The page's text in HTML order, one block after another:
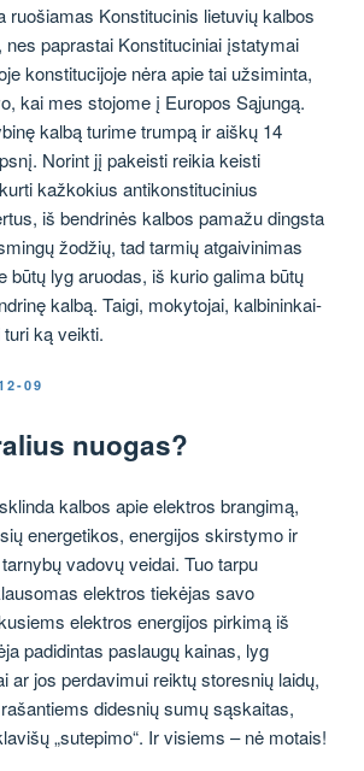
ruošiamas Konstitucinis lietuvių kalbos
paprastai Konstituciniai įstatymai
konstitucijoje nėra apie tai užsiminta,
kai mes stojome į Europos Sąjungą.
kalbą turime trumpą ir aiškų 14
Norint jį pakeisti reikia keisti
kažkokius antikonstitucinius
iš bendrinės kalbos pamažu dingsta
žodžių, tad tarmių atgaivinimas
būtų lyg aruodas, iš kurio galima būtų
kalbą. Taigi, mokytojai, kalbininkai-
ką veikti.
09
nuogas?
kalbos apie elektros brangimą,
energetikos, energijos skirstymo ir
vadovų veidai. Tuo tarpu
elektros tiekėjas savo
elektros energijos pirkimą iš
padidintas paslaugų kainas, lyg
ar jos perdavimui reiktų storesnių laidų,
didesnių sumų sąskaitas,
„sutepimo“. Ir visiems – nė motais!